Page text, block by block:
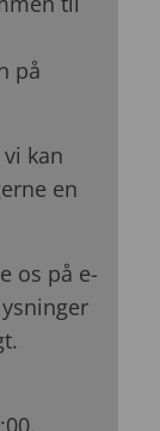
på
vi kan
en
os på e-